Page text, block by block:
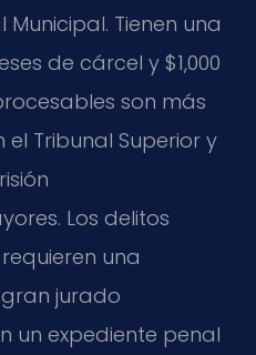
Tienen una
de cárcel y $1,000
son más
Tribunal Superior y
Los delitos
una
jurado
un expediente penal